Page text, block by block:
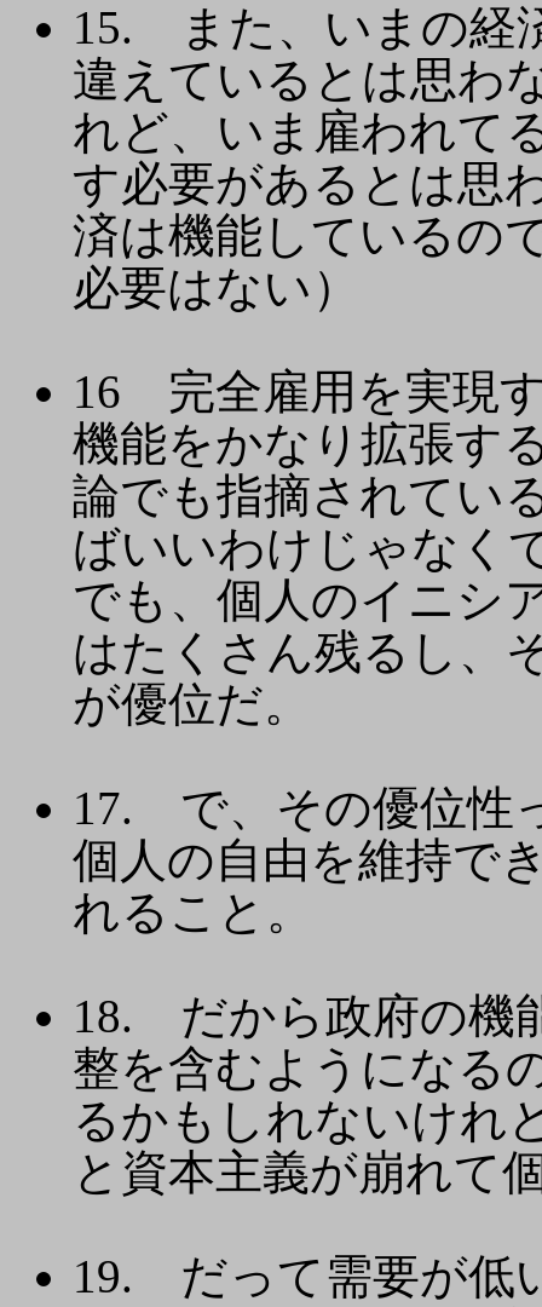
15. また、いまの経
違えているとは思わ
れど、いま雇われて
す必要があるとは思
済は機能しているの
必要はない）
16 完全雇用を実現
機能をかなり拡張す
論でも指摘されてい
ばいいわけじゃなく
でも、個人のイニシ
はたくさん残るし、
が優位だ。
17. で、その優位性
個人の自由を維持で
れること。
18. だから政府の機
整を含むようになる
るかもしれないけれ
と資本主義が崩れて
19. だって需要が低